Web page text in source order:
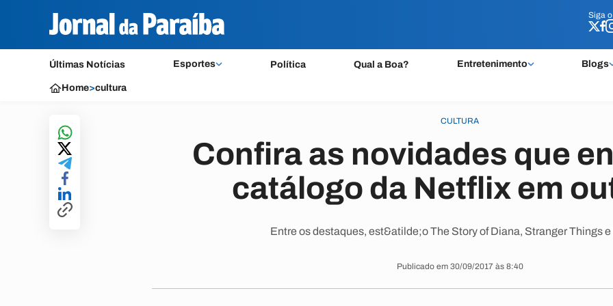
Siga o
Últimas Notícias Esportes Política Qual a Boa? Entretenimento Blogs
Siga o
Home>cultura
CULTURA
Confira as novidades que
catálogo da Netflix em
Entre os destaques, est&atilde;o The Story of Diana, Stranger Things e
Publicado em 30/09/2017 às 8:40